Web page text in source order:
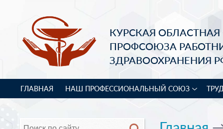
КУРСКАЯ
ПРОФСОЮЗА
ЗДРАВООХРАНЕНИЯ
ГЛАВНАЯ НАШ ПРОФЕССИОНАЛЬНЫЙ СОЮЗ